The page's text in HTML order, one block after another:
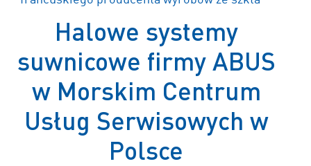
Halowe systemy
suwnicowe firmy ABUS
w Morskim Centrum
Usług Serwisowych w
Polsce